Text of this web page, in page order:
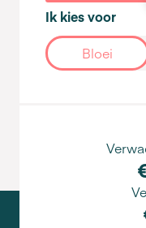
Ik kies voor
Bloei